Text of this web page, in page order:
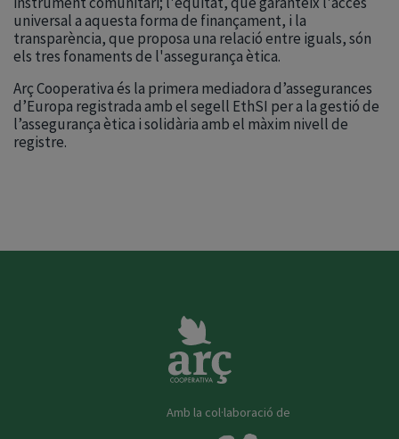
universal a aquesta forma de finançament, i la
transparència, que proposa una relació entre iguals, són
els tres fonaments de l'assegurança ètica.
Arç Cooperativa és la primera mediadora d’assegurances
d’Europa registrada amb el segell EthSI per a la gestió de
l’assegurança ètica i solidària amb el màxim nivell de
registre.
Amb la col·laboració de